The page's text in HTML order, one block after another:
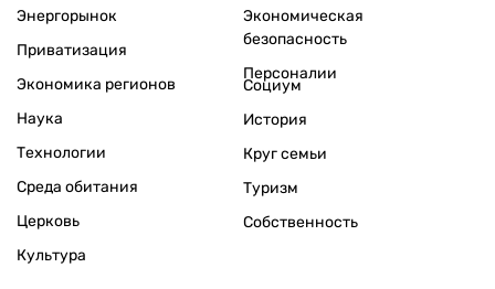
Энергорынок
Приватизация
Экономика регионов
Экономическая
безопасность
Персоналии
Наука
Технологии
Среда обитания
Церковь
Культура
Социум
История
Круг семьи
Туризм
Собственность